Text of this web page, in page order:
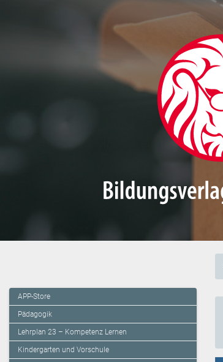
APP-Store
Pädagogik
Lehrplan 23 – Kompetenz Lernen
Kindergarten und Vorschule